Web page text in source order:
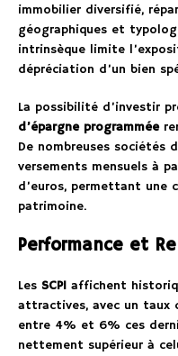
immobilier diversifié,
géographiques et
intrinsèque limite
dépréciation d’un bien
La possibilité d’investir
d’épargne programmée
De nombreuses sociétés
versements mensuels à
d’euros, permettant une
patrimoine.
Performance et
Les SCPI affichent
attractives, avec un taux
entre 4% et 6% ces
nettement supérieur à